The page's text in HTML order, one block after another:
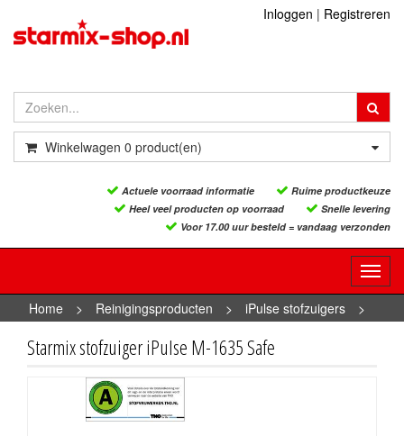
Inloggen | Registreren
Winkelwagen 0 product(en)
Actuele voorraad informatie
Ruime productkeuze
Heel veel producten op voorraad
Snelle levering
Voor 17.00 uur besteld = vandaag verzonden
Home
> Reinigingsproducten > iPulse stofzuigers
>
Starmix stofzuiger iPulse M-1635 Safe
Starmix stofzuiger iPulse M-1635 Safe